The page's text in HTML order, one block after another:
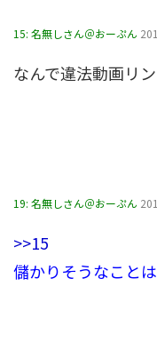
15: 名無しさん＠おーぷん
なんで違法動画リ
19: 名無しさん＠おーぷん
>>15
儲かりそうなこと